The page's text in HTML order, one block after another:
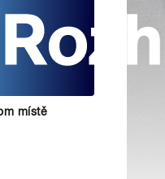
místě